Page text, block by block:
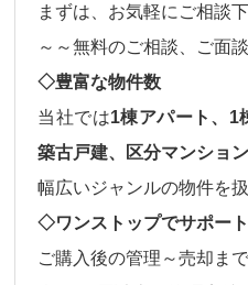
まずは、お気軽にご相談下
～～無料のご相談、ご面
◇豊富な物件数
当社では1棟アパート、1
築古戸建、区分マンショ
幅広いジャンルの物件を
◇ワンストップでサポート
ご購入後の管理～売却 ま